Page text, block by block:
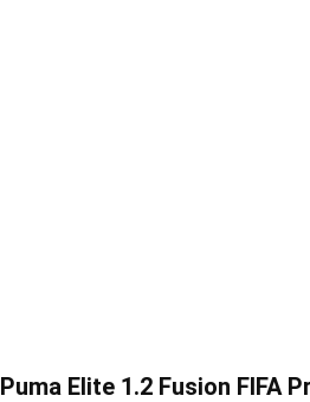
Puma Elite 1.2 Fusion FIFA